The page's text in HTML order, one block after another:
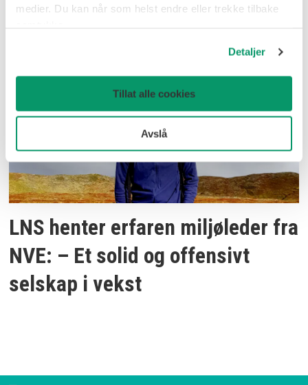
medier. Du kan når som helst endre eller trekke tilbake
Detaljer
Tillat alle cookies
Avslå
innkjøpssjef i Nord-Norges
største anleggsentreprenør
LNS henter erfaren miljøleder fra
NVE: – Et solid og offensivt
selskap i vekst